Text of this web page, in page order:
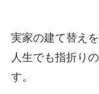
実家の建て替え
人生でも指折り
す。